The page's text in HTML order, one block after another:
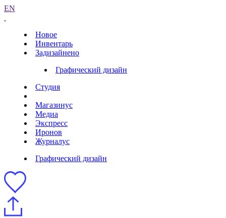
EN
Новое
Инвентарь
Задизайнено
Графический дизайн
Студия
Магазинус
Медиа
Экспресс
Иронов
Журналус
Графический дизайн